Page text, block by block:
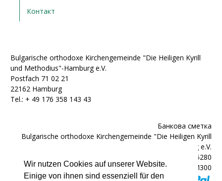
Wir nutzen Cookies auf unserer Website.
Einige von ihnen sind essenziell für den
Контакт
Bulgarische orthodoxe Kirchengemeinde "Die Heiligen Kyrill
und Methodius"-Hamburg e.V.
Postfach 71 02 21
22162 Hamburg
Tel.: + ‭49 176 358 143 43‬
Банкова сметка
Bulgarische orthodoxe Kirchengemeinde "Die Heiligen Kyrill
und Methodius"-Hamburg e.V.
IBAN: DE92200300000602025280
BIC: HYVEDEMM300